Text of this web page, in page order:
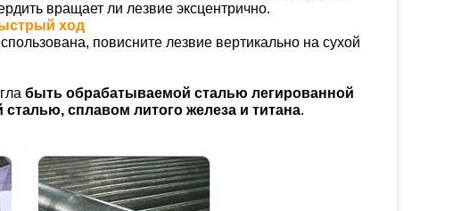
вращает ли лезвие эксцентрично.
ход
повисните лезвие вертикально на сухой
быть обрабатываемой сталью легированной
сплавом литого железа и титана.